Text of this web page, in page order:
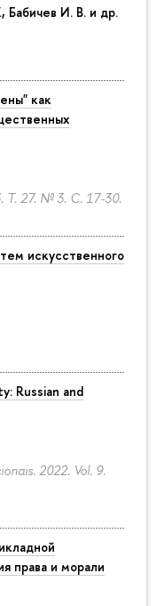
Бабичев И. В. и др.
как
Т. 27. № 3. С. 17-30.
искусственного
Russian and
2022. Vol. 9.
права и морали